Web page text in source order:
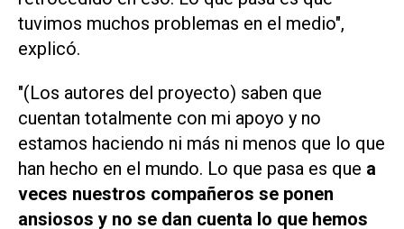
tuvimos muchos problemas en el medio",
explicó.
"(Los autores del proyecto) saben que
cuentan totalmente con mi apoyo y no
estamos haciendo ni más ni menos que lo que
han hecho en el mundo. Lo que pasa es que a
veces nuestros compañeros se ponen
ansiosos y no se dan cuenta lo que hemos